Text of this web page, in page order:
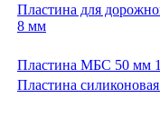
Пластина для
8 мм
Пластина МБС 50 мм
Пластина